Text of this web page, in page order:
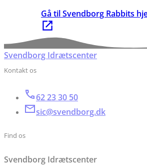
Gå til Svendborg Rabbits
Svendborg Idrætscenter
Kontakt os
62 23 30 50
sic@svendborg.dk
Find os
Svendborg Idrætscenter